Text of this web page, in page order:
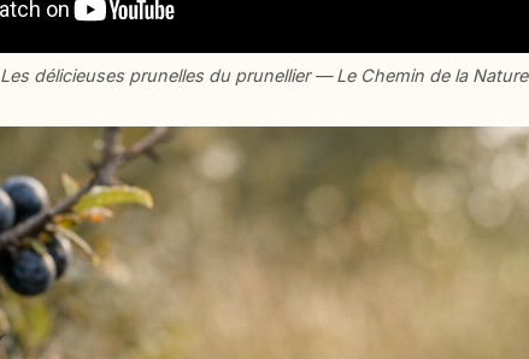
Les délicieuses prunelles du prunellier — Le Chemin de la Nature